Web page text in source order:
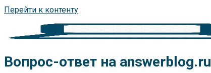
Перейти к контенту
Вопрос-ответ на answerblog.ru